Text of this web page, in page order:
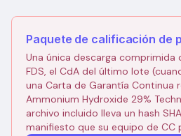
Paquete de calificación de
Una única descarga comprimida
FDS, el CdA del último lote
una Carta de Garantía Continua
Ammonium Hydroxide 29%
archivo incluido lleva un hash
manifiesto que su equipo de CC